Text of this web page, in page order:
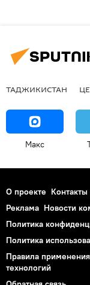
ТАДЖИКИСТАН
Макс
О проекте Контакты
Реклама Новости
Политика
Политика
Правила
технологий